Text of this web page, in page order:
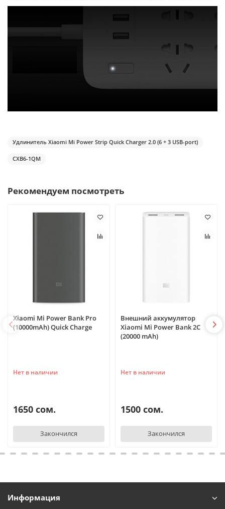
Удлинитель Xiaomi Mi Power Strip Quick Charger 2.0 (6 + 3 USB-port)
CXB6-1QM
Рекомендуем посмотреть
Xiaomi Mi Power Bank Pro
(10000mAh) Quick Charge
Нет в наличии
1650 сом.
Закончился
Внешний аккумулятор
Xiaomi Mi Power Bank 2C
(20000 mAh)
Нет в наличии
1500 сом.
Закончился
Информация